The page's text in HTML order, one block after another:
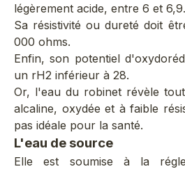
légèrement acide, entre 6 et 6,9.
Sa résistivité ou dureté doit
000 ohms.
Enfin, son potentiel
un rH2 inférieur à 28.
Or, l'eau du robinet révèle
alcaline, oxydée et à faible
pas idéale pour la santé.
L'eau de source
Elle est soumise à la